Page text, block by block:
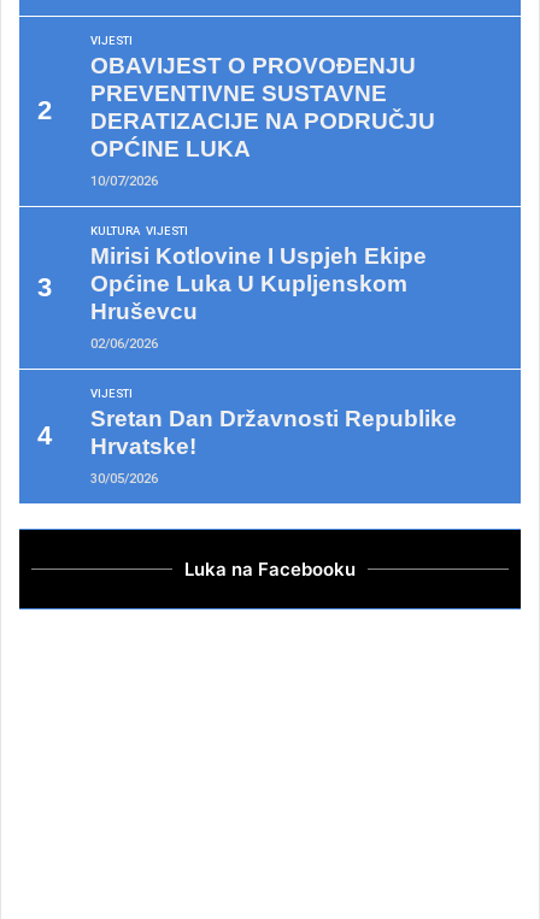
VIJESTI
OBAVIJEST O PROVOĐENJU
PREVENTIVNE SUSTAVNE
DERATIZACIJE NA PODRUČJU
OPĆINE LUKA
10/07/2026
KULTURA VIJESTI
Mirisi Kotlovine I Uspjeh Ekipe
Općine Luka U Kupljenskom
Hruševcu
02/06/2026
VIJESTI
Sretan Dan Državnosti Republike
Hrvatske!
30/05/2026
Luka na Facebooku